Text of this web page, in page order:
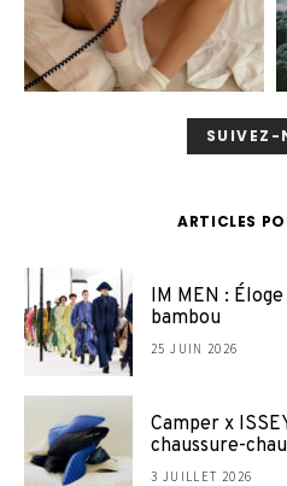
SUIVEZ-
ARTICLES
IM MEN :
bambou
25 JUIN 2026
Camper x
chaussure-
3 JUILLET 2026